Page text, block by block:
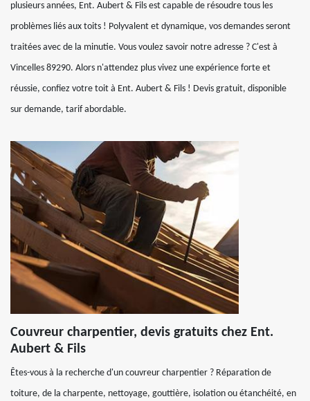
plusieurs années, Ent. Aubert & Fils est capable de résoudre tous les
problèmes liés aux toits ! Polyvalent et dynamique, vos demandes seront
traitées avec de la minutie. Vous voulez savoir notre adresse ? C'est à
Vincelles 89290. Alors n'attendez plus vivez une expérience forte et
réussie, confiez votre toit à Ent. Aubert & Fils ! Devis gratuit, disponible
sur demande, tarif abordable.
Couvreur charpentier, devis gratuits chez Ent.
Aubert & Fils
Êtes-vous à la recherche d'un couvreur charpentier ? Réparation de
toiture, de la charpente, nettoyage, gouttière, isolation ou étanchéité, en